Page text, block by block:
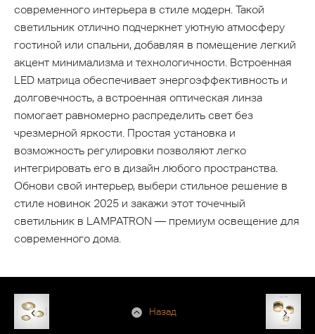
современного интерьера в стиле модерн. Такой
светильник отлично подчеркнет уютную атмосферу
гостиной или спальни, добавляя в помещение легкий
акцент минимализма и технологичности. Встроенная
LED матрица обеспечивает энергоэффективность и
долговечность, а встроенная оптическая линза
помогает равномерно распределить свет без
чрезмерной яркости. Простая установка и
возможность регулировки позволяют легко
интегрировать его в дизайн любого пространства.
Обнови свой интерьер, выбери стильное решение в
стиле новинок 2025 и закажи этот точечный
светильник в LAMPATRON — премиум освещение для
современного дома.
Назад